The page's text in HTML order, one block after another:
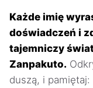
Każde imię
doświadczeń i
tajemniczy
Zanpakuto.
duszą, i